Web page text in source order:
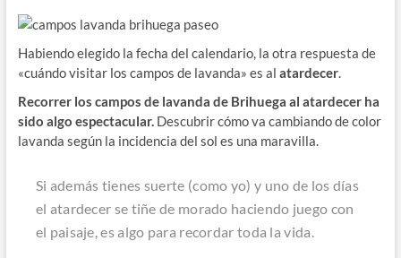
Habiendo elegido la fecha del calendario, la otra respuesta de
«cuándo visitar los campos de lavanda» es al atardecer.
Recorrer los campos de lavanda de Brihuega al atardecer ha
sido algo espectacular.Descubrir cómo va cambiando de color
lavanda según la incidencia del sol es una maravilla.
Si además tienes suerte (como yo) y uno de los días
el atardecer se tiñe de morado haciendo juego con
el paisaje, es algo para recordar toda la vida.